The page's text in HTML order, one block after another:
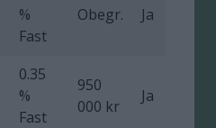
%
Fast
Obegr. Ja
0.35
%
Fast
950
000 kr
Ja